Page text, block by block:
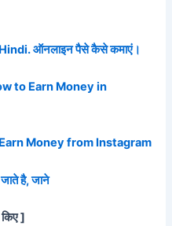
ऑनलाइन पैसे कैसे कमाएं।
to Earn Money in
Earn Money from Instagram
जाते है, जाने
]